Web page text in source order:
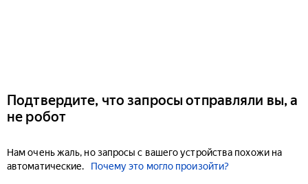
Подтвердите, что запросы отправляли вы, а
не робот
Нам очень жаль, но запросы с вашего устройства похожи на
автоматические.
Почему это могло произойти?